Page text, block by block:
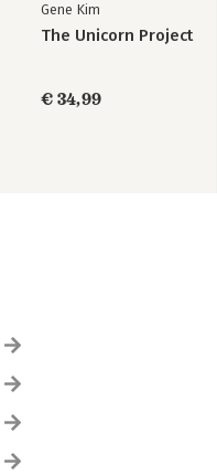
Gene Kim
The Unicorn Project
€ 34,99